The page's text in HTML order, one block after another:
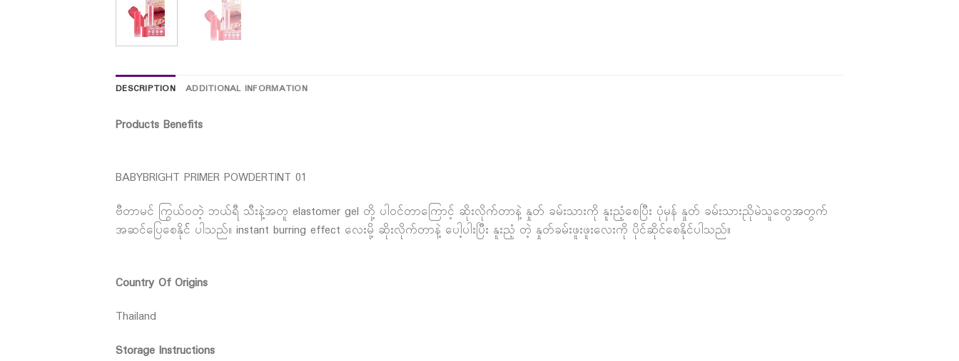
DESCRIPTION ADDITIONAL INFORMATION
Products Benefits
BABYBRIGHT PRIMER POWDERTINT 01
ဗီတာမင် ကြွယ်ဝတဲ့ ဘယ်ရီ သီးနဲ့အတူ elastomer gel တို့ ပါဝင်တာကြောင့် ဆိုးလိုက်တာနဲ့ နှုတ် ခမ်းသားကို နူးညံ့စေပြီး ပုံမှန် နှုတ် ခမ်းသားညိုမဲသူတွေအတွက်
အဆင်ပြေစေနိုင်် ပါသည်။ instant burring effect လေးမို့ ဆိုးလိုက်တာနဲ့ ပေါ့ပါးပြီး နူးညံ့ တဲ့ နှုတ်ခမ်းဖူးဖူးလေးကို ပိုင်ဆိုင်စေနိုင်ပါသည်။
Country Of Origins
Thailand
Storage Instructions